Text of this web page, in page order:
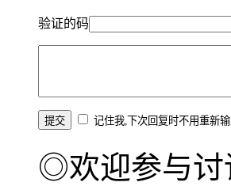
验证的码
记住我,下次回复时不用重新
◎欢迎参与讨